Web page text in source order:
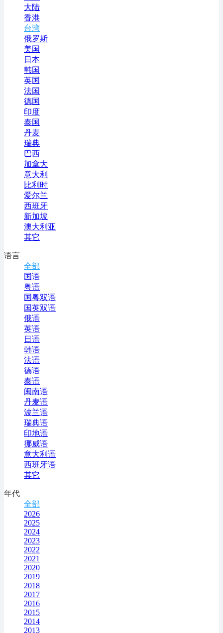
大陆
香港
台湾
俄罗斯
美国
日本
韩国
英国
法国
德国
印度
泰国
丹麦
瑞典
巴西
加拿大
意大利
比利时
爱尔兰
西班牙
新加坡
澳大利亚
其它
语言
全部
国语
粤语
国粤双语
国英双语
俄语
英语
日语
韩语
法语
德语
泰语
闽南语
丹麦语
波兰语
瑞典语
印地语
挪威语
意大利语
西班牙语
其它
年代
全部
2026
2025
2024
2023
2022
2021
2020
2019
2018
2017
2016
2015
2014
2013